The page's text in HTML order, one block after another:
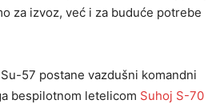
za izvoz, već i za buduće potrebe
57 postane vazdušni komandni
bespilotnom letelicom Suhoj S-70